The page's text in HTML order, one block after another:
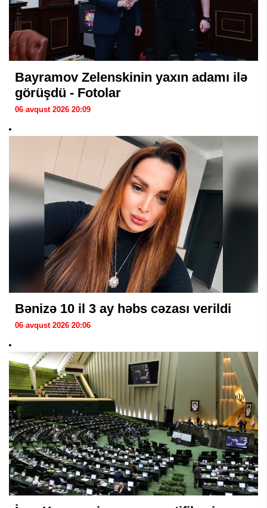
Bayramov Zelenskinin yaxın adamı ilə
görüşdü - Fotolar
06 avqust 2026 20:09
Bənizə 10 il 3 ay həbs cəzası verildi
06 avqust 2026 20:06